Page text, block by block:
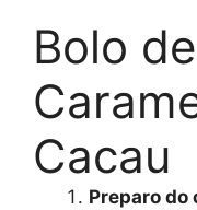
Bolo
Cacau
Preparo do